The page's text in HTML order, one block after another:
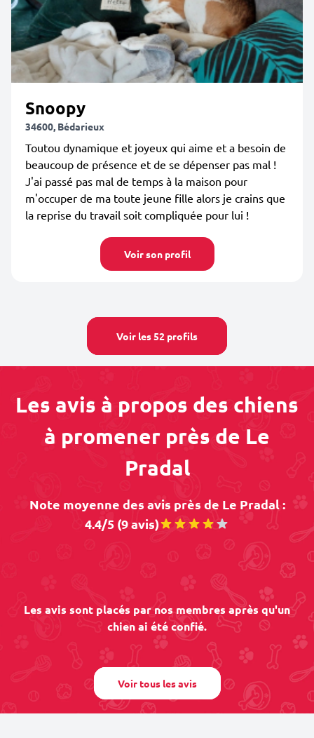
Snoopy
34600, Bédarieux
Toutou dynamique et joyeux qui aime et a besoin de
beaucoup de présence et de se dépenser pas mal !
J'ai passé pas mal de temps à la maison pour
m'occuper de ma toute jeune fille alors je crains que
la reprise du travail soit compliquée pour lui !
Voir son profil
Voir les 52 profils
Les avis à propos des chiens
à promener près de Le
Pradal
Note moyenne des avis près de Le Pradal :
4.4/5 (9 avis)
Les avis sont placés par nos membres après qu'un
chien ai été confié.
Voir tous les avis